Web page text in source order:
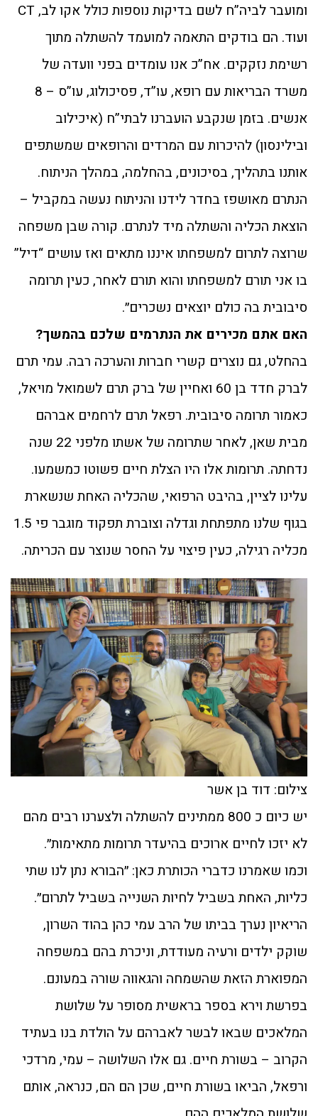
ומועבר לביה”ח לשם בדיקות נוספות כולל אקו לב, CT
ועוד. הם בודקים התאמה למועמד להשתלה מתוך
רשימת נזקקים. אח”כ אנו עומדים בפני וועדה של
משרד הבריאות עם רופא, עו”ד, פסיכולוג, עו”ס – 8
אנשים. בזמן שנקבע הועברנו לבתי”ח (איכילוב
ובילינסון) להיכרות עם המרדים והרופאים שמשתפים
אותנו בתהליך, בסיכונים, בהחלמה, במהלך הניתוח.
הנתרם מאושפז בחדר לידנו והניתוח נעשה במקביל –
הוצאת הכליה והשתלה מיד לנתרם. קורה שבן משפחה
שרוצה לתרום למשפחתו איננו מתאים ואז עושים “דיל”
בו אני תורם למשפחתו והוא תורם לאחר, כעין תרומה
סיבובית בה כולם יוצאים נשכרים״.
האם אתם מכירים את הנתרמים שלכם בהמשך?
בהחלט, גם נוצרים קשרי חברות והערכה רבה. עמי תרם
לברק חדד בן 60 ואחיין של ברק תרם לשמואל מויאל,
כאמור תרומה סיבובית. רפאל תרם לרחמים אברהם
מבית שאן, לאחר שתרומה של אשתו מלפני 22 שנה
נדחתה. תרומות אלו היו הצלת חיים פשוטו כמשמעו.
עלינו לציין, בהיבט הרפואי, שהכליה האחת שנשארת
בגוף שלנו מתפתחת וגדלה וצוברת תפקוד מוגבר פי 1.5
מכליה רגילה, כעין פיצוי על החסר שנוצר עם הכריתה.
צילום: דוד בן אשר
יש כיום כ 800 ממתינים להשתלה ולצערנו רבים מהם
לא יזכו לחיים ארוכים בהיעדר תרומות מתאימות״.
וכמו שאמרנו כדברי הכותרת כאן: ״הבורא נתן לנו שתי
כליות, האחת בשביל לחיות השנייה בשביל לתרום״.
הריאיון נערך בביתו של הרב עמי כהן בהוד השרון,
שוקק ילדים ורעיה מעודדת, וניכרת בהם במשפחה
המפוארת הזאת שהשמחה והגאווה שורה במעונם.
בפרשת וירא בספר בראשית מסופר על שלושת
המלאכים שבאו לבשר לאברהם על הולדת בנו בעתיד
הקרוב – בשורת חיים. גם אלו השלושה – עמי, מרדכי
ורפאל, הביאו בשורת חיים, שכן הם הם, כנראה, אותם